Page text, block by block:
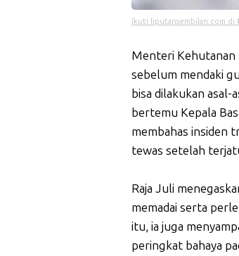
Ikuti liputansembilan.com di
Menteri Kehutanan
sebelum mendaki
bisa dilakukan asal-
bertemu Kepala
membahas insiden
tewas setelah
Raja Juli
memadai serta
itu, ia juga
peringkat bahaya